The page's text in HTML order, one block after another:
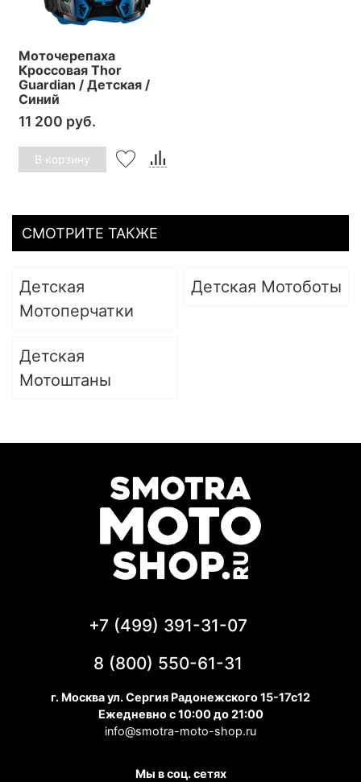
Моточерепаха
Кроссовая Thor
Guardian / Детская /
Синий
11 200 руб.
В корзину
СМОТРИТЕ ТАКЖЕ
Детская
Мотоперчатки
Детская Мотоботы
Детская
Мотоштаны
+7 (499) 391-31-07
8 (800) 550-61-31
г. Москва ул. Сергия Радонежского 15-17с12
Ежедневно с 10:00 до 21:00
info@smotra-moto-shop.ru
Мы в соц. сетях